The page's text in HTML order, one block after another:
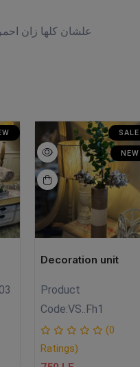
علشان كلها زان
SALE
NEW
Decoration unit
Product
Code:VS..Fh1
(0
Ratings)